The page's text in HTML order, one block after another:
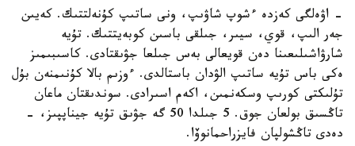
- اۋەلگى كەزدە ءشوپ شاۋىپ، ونى ساتىپ كۇنەلتتىك. كەيىن
جەر الىپ، قوي، سيىر، جىلقى باسىن كوبەيتتىك. تۇيە
شارۋاشىلىعىنا دەن قويعالى بەس جىلعا جۋىقتادى. كاسىبىمىز
ەكى باس تۇيە ساتىپ الۋدان باستالدى. ءوزىم بالا كۇنىمنەن بۇل
تۇلىكتى كورىپ وسكەنمىن، اكەم اسىرادى. سوندىقتان ماعان
تاڭسىق بولعان جوق. 5 جىلدا 50 گە جۋىق تۇيە جيناپپىز، -
دەدى تاڭشولپان فايزراحمانوۆا.